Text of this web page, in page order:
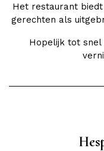
Het restaurant
gerechten als
Hopelijk tot snel